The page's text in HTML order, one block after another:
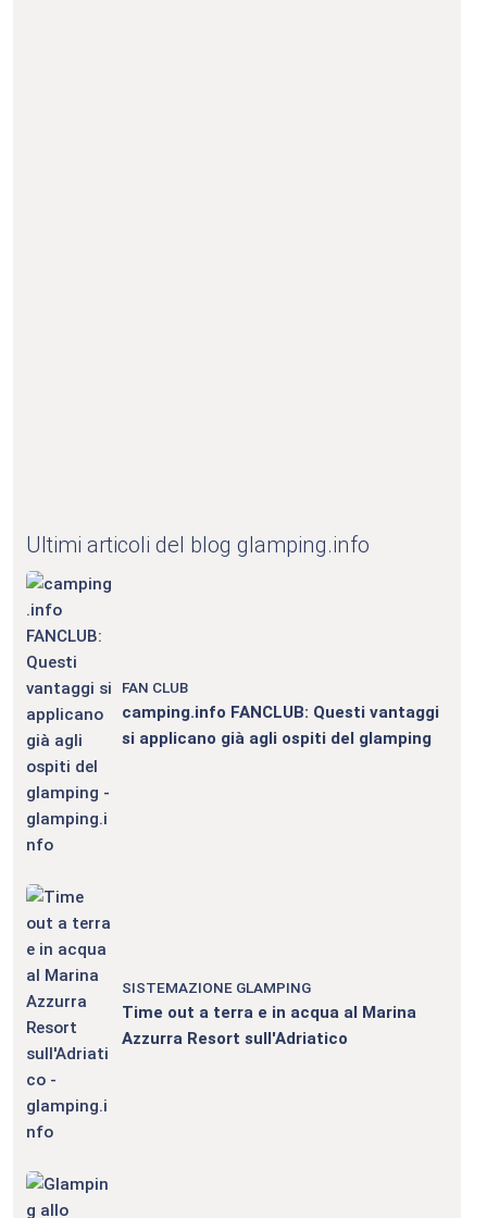
Ultimi articoli del blog glamping.info
FAN CLUB
camping.info FANCLUB: Questi vantaggi
si applicano già agli ospiti del glamping
SISTEMAZIONE GLAMPING
Time out a terra e in acqua al Marina
Azzurra Resort sull'Adriatico